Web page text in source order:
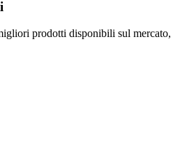
prodotti disponibili sul mercato,